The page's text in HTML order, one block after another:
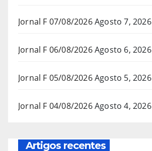
Jornal F 07/08/2026Agosto 7, 2026
Jornal F 06/08/2026Agosto 6, 2026
Jornal F 05/08/2026Agosto 5, 2026
Jornal F 04/08/2026Agosto 4, 2026
Artigos recentes